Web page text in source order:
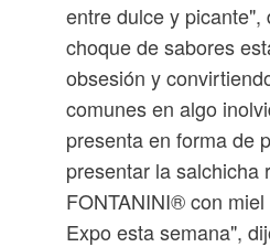
entre dulce y picante",
choque de sabores
obsesión y
comunes en algo
presenta en forma de
presentar la salchicha
FONTANINI® con
Expo esta semana",